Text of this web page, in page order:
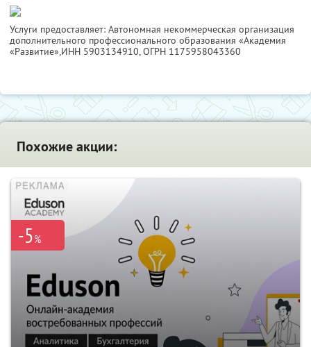
Услуги предоставляет: Автономная некоммерческая организация
дополнительного профессионального образования «Академия
«Развитие»,ИНН 5903134910, ОГРН 1175958043360
Похожие акции:
-5%